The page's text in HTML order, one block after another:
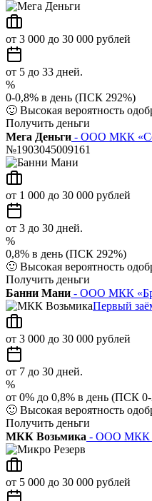
от 3 000 до 30 000 рублей
от 5 до 33 дней.
%
0-0,8% в день (ПСК 292%)
🙂 Высокая вероятность
Получить деньги
Мега Деньги - ООО МКК
№1903045009161
от 1 000 до 30 000 рублей
от 3 до 30 дней.
%
0,8% в день (ПСК 292%)
🙂 Высокая вероятность
Получить деньги
Банни Мани - ООО МКК
Первый
от 3 000 до 30 000 рублей
от 7 до 30 дней.
%
от 0% до 0,8% в день (ПСК
🙂 Высокая вероятность
Получить деньги
МКК Возьмика - ООО МКК
от 5 000 до 30 000 рублей